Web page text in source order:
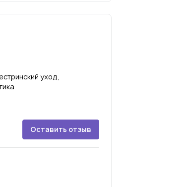
уход,
Оставить отзыв